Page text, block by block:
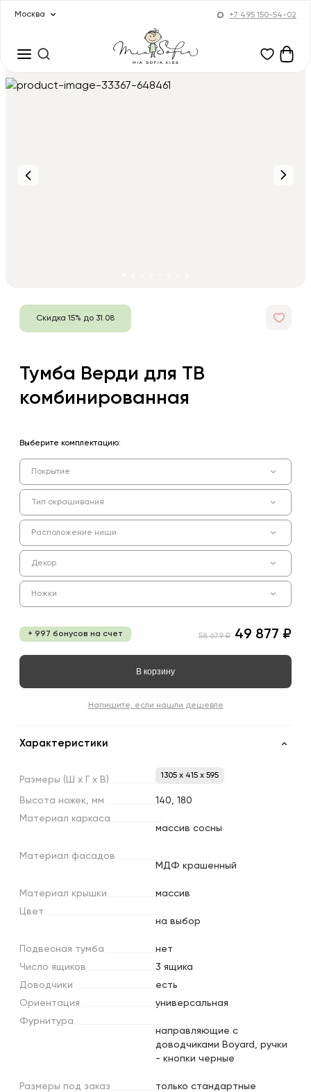
Москва +7 495 150-54-02
Скидка 15% до 31.08
Тумба Верди для ТВ
комбинированная
Выберите комплектацию:
Покрытие
Тип окрашивания
Расположение ниши
Декор
Ножки
+ 997 бонусов на счет 58 679 ₽ 49 877 ₽
В корзину
Напишите, если нашли дешевле
Характеристики
Размеры (Ш х х В) 1305 x 415 x 595
Высота ножек, мм
140, 180
Материал каркаса
массив сосны
Материал фасадов
МДФ крашенный
Материал крышки
массив
Цвет
на выбор
Подвесная тумба
нет
Число ящиков
3 ящика
Доводчики
есть
Ориентация
универсальная
Фурнитура
направляющие с
доводчиками Boyard, ручки
- кнопки черные
Размеры под заказ
только стандартные